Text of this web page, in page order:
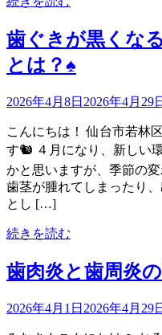
歯ぐきが黒くな
とは？♠︎
2026年4月8日 2026年4月29
こんにちは！ 仙台市若林
す🐿 ４月になり、新しい
かと思いますが、季節の
歯茎が腫れてしまったり
とし […]
続きを読む
歯肉炎と歯周炎
2026年4月1日 2026年4月29